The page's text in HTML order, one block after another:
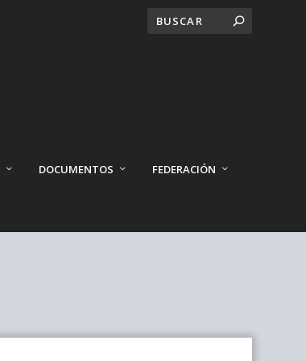
DOCUMENTOS FEDERACIÓN